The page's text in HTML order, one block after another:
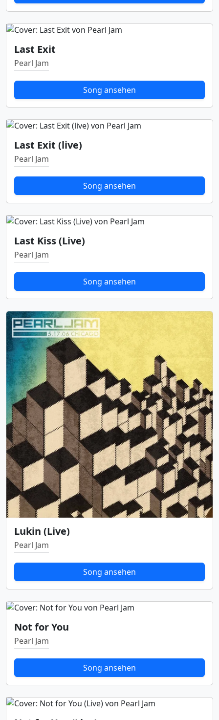
Last Exit
Pearl Jam
Song ansehen
Last Exit (live)
Pearl Jam
Song ansehen
Last Kiss (Live)
Pearl Jam
Song ansehen
Lukin (Live)
Pearl Jam
Song ansehen
Not for You
Pearl Jam
Song ansehen